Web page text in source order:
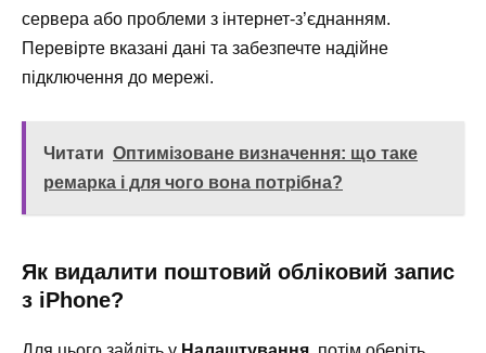
сервера або проблеми з інтернет-з’єднанням.
Перевірте вказані дані та забезпечте надійне
підключення до мережі.
Читати Оптимізоване визначення: що таке
ремарка і для чого вона потрібна?
Як видалити поштовий обліковий запис
з iPhone?